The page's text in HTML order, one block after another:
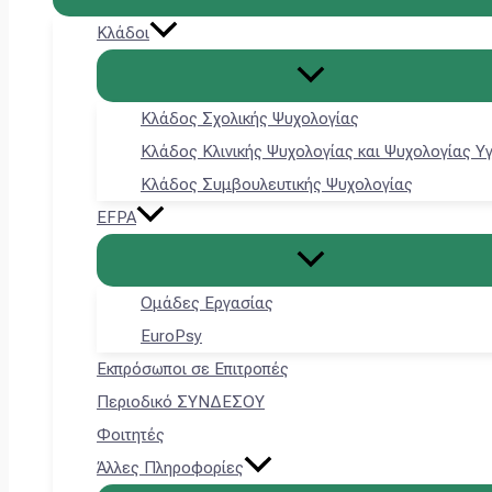
Κλάδοι
Κλάδος Σχολικής Ψυχολογίας
Κλάδος Κλινικής Ψυχολογίας και Ψυχολογίας
Κλάδος Συμβουλευτικής Ψυχολογίας
EFPA
Ομάδες Εργασίας
EuroPsy
Εκπρόσωποι σε Επιτροπές
Περιοδικό ΣΥΝΔΕΣΟΥ
Φοιτητές
Άλλες Πληροφορίες